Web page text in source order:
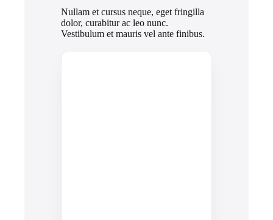
Nullam et cursus neque, eget fringilla
dolor, curabitur ac leo nunc.
Vestibulum et mauris vel ante finibus.